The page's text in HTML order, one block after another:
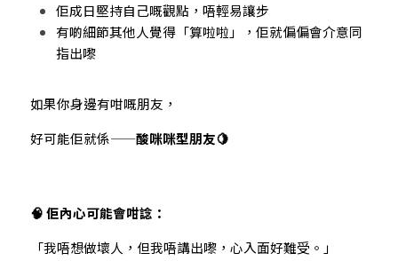
佢成日堅持自己嘅觀點，唔輕易讓步
有啲細節其他人覺得「算啦啦」，佢就偏偏會介意同
指出嚟
如果你身邊有咁嘅朋友，
好可能佢就係——酸咪咪型朋友🍋
🧠 佢內心可能會咁諗：
「我唔想做壞人，但我唔講出嚟，心入面好難受。」